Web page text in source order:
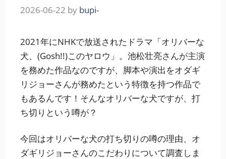
2026-06-22 by bupi-
2021年にNHKで放送されたドラマ「オリバーな
犬、(Gosh!!)このヤロウ」。池松壮亮さんが主演
を務めた作品なのですが、脚本や演出をオダギ
リジョーさんが務めたという特徴を持つ作品で
もあるんです！そんなオリバーな犬ですが、打
ち切りという噂が？
今回はオリバーな犬の打ち切りの噂の理由、オ
ダギリジョーさんのこだわりについて調査しま